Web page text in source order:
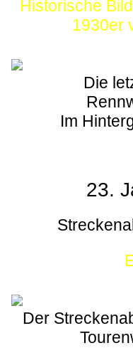
Historische
1930er
Die
Im
23.
Der